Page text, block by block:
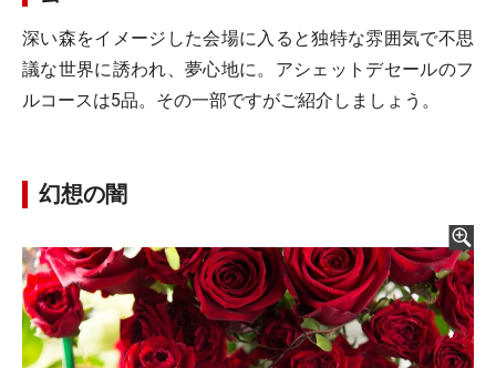
深い森をイメージした会場に入ると独特な雰囲気で不思
議な世界に誘われ、夢心地に。アシェットデセールのフ
ルコースは5品。その一部ですがご紹介しましょう。
幻想の闇